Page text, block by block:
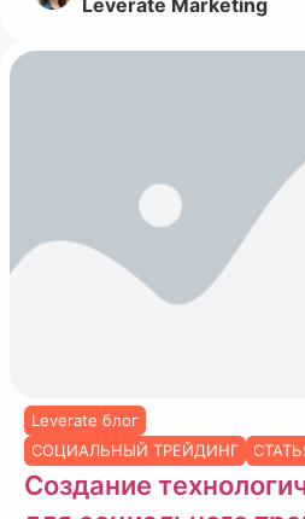
Leverate блог
СОЦИАЛЬНЫЙ ТРЕЙДИНГ
Создание